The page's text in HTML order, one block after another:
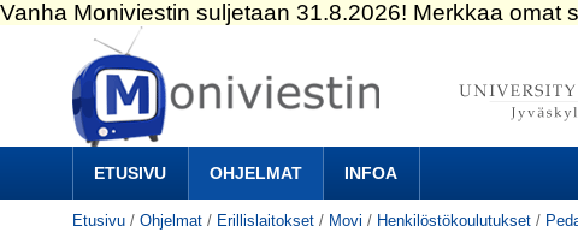
Siirry
sisältöön.
|
Siirry
navigointiin
ETUSIVU OHJELMAT INFOA
Etusivu /Ohjelmat / Erillislaitokset / Movi / Henkilöstökoulutukset /